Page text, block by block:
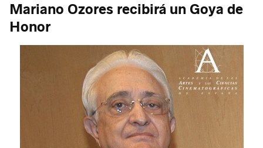
Mariano Ozores recibirá un Goya de
Honor